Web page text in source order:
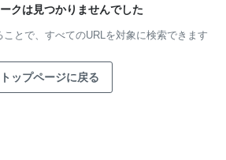
クは見つかりませんでした
とで、 すべてのURLを対象に検索できます
トップページに戻る